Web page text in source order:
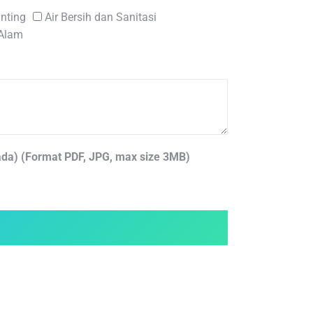
Air Bersih dan Sanitasi
(Format PDF, JPG, max size 3MB)